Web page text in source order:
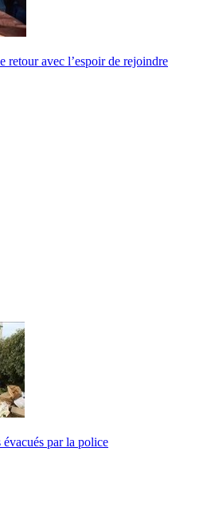
retour avec l’espoir de rejoindre
par la police